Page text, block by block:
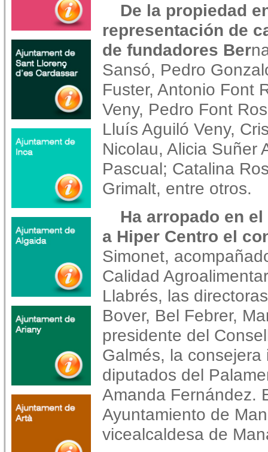
De la propiedad
representación de
de fundadores Ber
Sansó, Pedro
Fuster, Antonio Font
Veny, Pedro Font
Lluís Aguiló Veny,
Nicolau, Alicia Suñer
Pascual; Catalina
Grimalt, entre otros.
Ha arropado en
a Hiper Centro el
Simonet,
Calidad
Llabrés, las
Bover, Bel Febrer,
presidente del
Galmés, la
diputados del
Amanda Fernández.
Ayuntamiento de
vicealcaldesa de